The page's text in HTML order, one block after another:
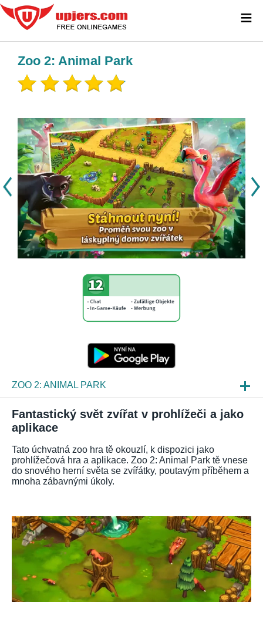
Zoo 2: Animal Park
ZOO 2: ANIMAL PARK
NOVINKY
NÁHLEDY HER
ČKO
Fantastický svět zvířat v prohlížeči a jako
aplikace
Tato úchvatná zoo hra tě okouzlí, k dispozici jako
prohlížečová hra a aplikace. Zoo 2: Animal Park tě vnese
do snového herní světa se zvířátky, poutavým příběhem a
mnoha zábavnými úkoly.
≡